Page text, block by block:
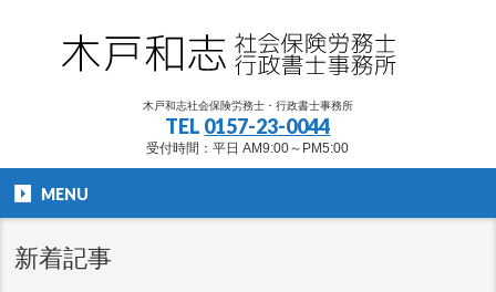
木戸和志社会保険労務士・行政書士事務所
TEL 0157-23-0044
受付時間：平日 AM9:00～PM5:00
MENU
新着記事